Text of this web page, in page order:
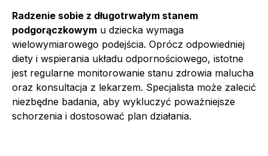
Radzenie sobie z długotrwałym stanem
podgorączkowym u dziecka wymaga
wielowymiarowego podejścia. Oprócz odpowiedniej
diety i wspierania układu odpornościowego, istotne
jest regularne monitorowanie stanu zdrowia malucha
oraz konsultacja z lekarzem. Specjalista może zalecić
niezbędne badania, aby wykluczyć poważniejsze
schorzenia i dostosować plan działania.